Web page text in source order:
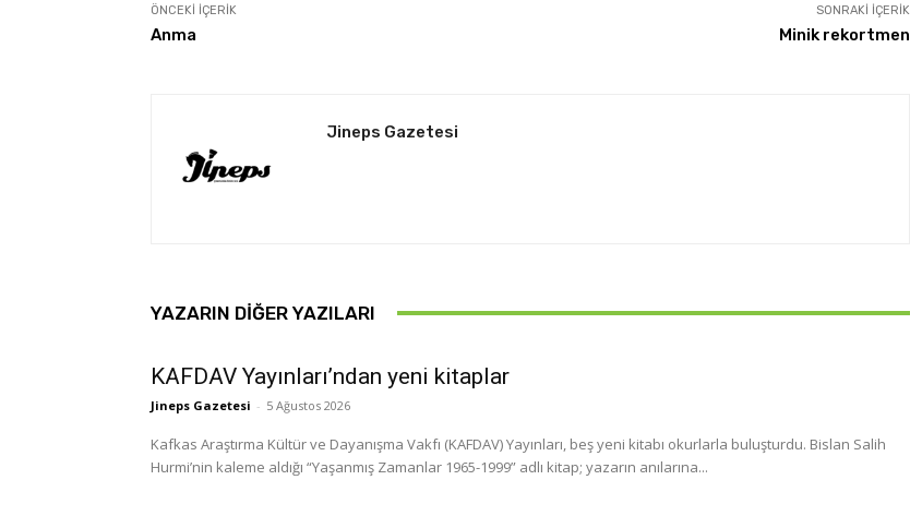
ÖNCEKI İÇERIK
Anma
SONRAKI İÇERIK
Minik rekortmen
Jineps Gazetesi
YAZARIN DIĞER YAZILARI
KAFDAV Yayınları’ndan yeni kitaplar
Jineps Gazetesi - 5 Ağustos 2026
Kafkas Araştırma Kültür ve Dayanışma Vakfı (KAFDAV) Yayınları, beş yeni kitabı okurlarla buluşturdu. Bislan Salih
Hurmi’nin kaleme aldığı “Yaşanmış Zamanlar 1965-1999” adlı kitap; yazarın anılarına...